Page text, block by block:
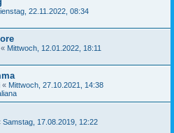
22.11.2022, 08:34
« Mittwoch, 12.01.2022, 18:11
« Mittwoch, 27.10.2021, 14:38
Samstag, 17.08.2019, 12:22